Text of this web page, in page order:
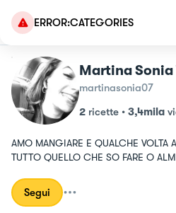
ERROR:CATEGORIES
Martina Sonia
martinasonia07
2 ricette • 3,4mila
AMO MANGIARE E QUALCHE VOLTA
TUTTO QUELLO CHE SO FARE O
Segui